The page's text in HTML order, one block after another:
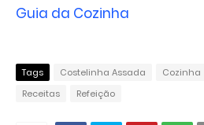
Guia da Cozinha
Tags Costelinha Assada Cozinha
Receitas
Refeição